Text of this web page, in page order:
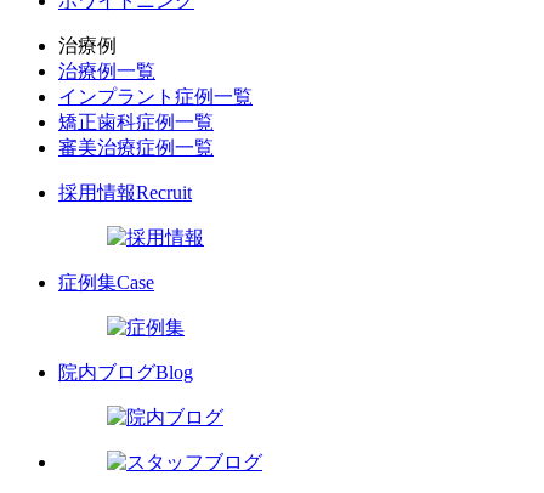
治療例
治療例一覧
インプラント症例一覧
矯正歯科症例一覧
審美治療症例一覧
採用情報Recruit
症例集Case
院内ブログBlog